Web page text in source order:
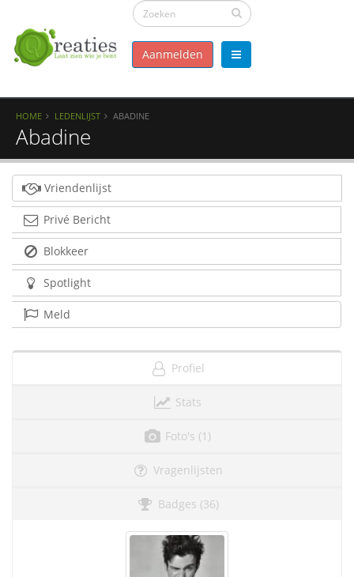
Aanmelden
HOME LEDENLIJST ABADINE
Abadine
Vriendenlijst
Privé Bericht
Blokkeer
Spotlight
Meld
Profiel
Stats
Foto's (1)
Vragenlijsten
Badges (36)